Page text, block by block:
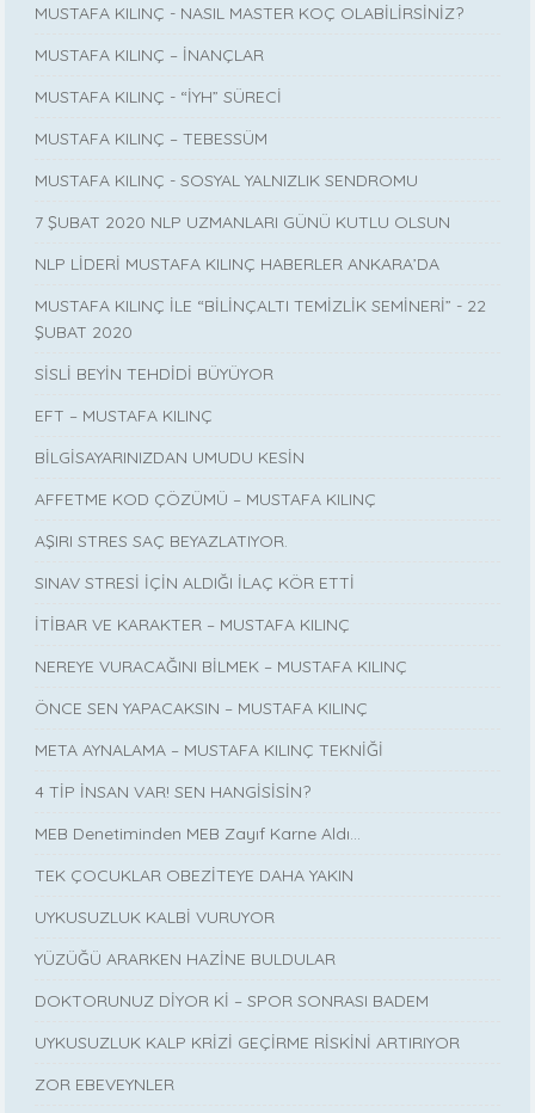
MUSTAFA KILINÇ - NASIL MASTER KOÇ OLABİLİRSİNİZ?
MUSTAFA KILINÇ – İNANÇLAR
MUSTAFA KILINÇ - “İYH” SÜRECİ
MUSTAFA KILINÇ – TEBESSÜM
MUSTAFA KILINÇ - SOSYAL YALNIZLIK SENDROMU
7 ŞUBAT 2020 NLP UZMANLARI GÜNÜ KUTLU OLSUN
NLP LİDERİ MUSTAFA KILINÇ HABERLER ANKARA’DA
MUSTAFA KILINÇ İLE “BİLİNÇALTI TEMİZLİK SEMİNERİ” - 22
ŞUBAT 2020
SİSLİ BEYİN TEHDİDİ BÜYÜYOR
EFT – MUSTAFA KILINÇ
BİLGİSAYARINIZDAN UMUDU KESİN
AFFETME KOD ÇÖZÜMÜ – MUSTAFA KILINÇ
AŞIRI STRES SAÇ BEYAZLATIYOR.
SINAV STRESİ İÇİN ALDIĞI İLAÇ KÖR ETTİ
İTİBAR VE KARAKTER – MUSTAFA KILINÇ
NEREYE VURACAĞINI BİLMEK – MUSTAFA KILINÇ
ÖNCE SEN YAPACAKSIN – MUSTAFA KILINÇ
META AYNALAMA – MUSTAFA KILINÇ TEKNİĞİ
4 TİP İNSAN VAR! SEN HANGİSİSİN?
MEB Denetiminden MEB Zayıf Karne Aldı…
TEK ÇOCUKLAR OBEZİTEYE DAHA YAKIN
UYKUSUZLUK KALBİ VURUYOR
YÜZÜĞÜ ARARKEN HAZİNE BULDULAR
DOKTORUNUZ DİYOR Kİ – SPOR SONRASI BADEM
UYKUSUZLUK KALP KRİZİ GEÇİRME RİSKİNİ ARTIRIYOR
ZOR EBEVEYNLER